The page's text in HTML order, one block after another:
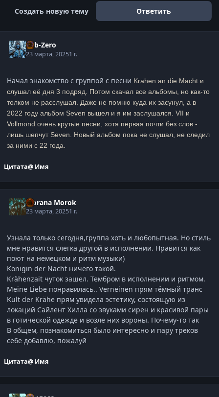
Создать новую тему Ответить
Sub-Zero
23 марта, 20251 г.
Начал знакомство с группой с песни Krahen an die Macht и
слушал её дня 3 подряд. Потом скачал все альбомы, но как-то
толком не расслушал. Даже не помню куда их засунул, а в
2022 году альбом Seven вышел и я им заслушался. VII и
Vollmond очень крутые песни, хотя первая почти без слов -
лишь шепчут Seven. Новый альбом пока не слушал, не следил
за ними с 22 года.
Цитата@ Имя
Morana Morok
23 марта, 20251 г.
Узнала только сегодня,группа хоть и любопытная. Но стиль
мне нравится слегка другой в исполнении. Нравится как
поют на немецком и ритм музыки)
Königin der Nacht ничего такой.
Krähenzait чуток зашел. Тембром в исполнении и ритмом.
Meine Liebe понравилась.. Verneinen прям тёмный транс
Kult der Krähe прям увидела эстетику, состоящую из
локаций Сайлент Хилла со звуками сирен и красивой пары
в готической одежде и возле них вороны. Почему-то так
В общем, познакомиться было интересно и пару треков
себе добавлю, пожалуй
Цитата@ Имя